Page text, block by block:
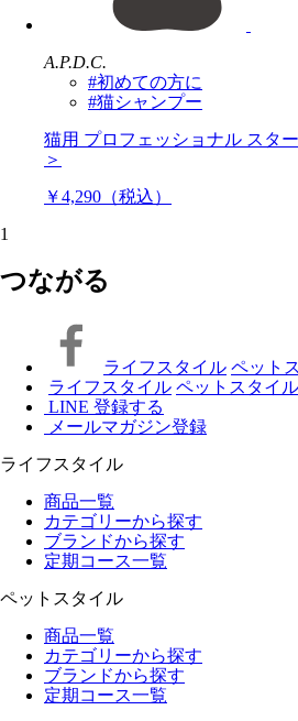
A.P.D.C.
#初めての方に
#猫シャンプー
猫用 プロフェッショナル スタ
＞
￥4,290（税込）
1
つながる
ライフスタイル ペット
ライフスタイル ペットスタイル
LINE 登録する
メールマガジン登録
ライフスタイル
商品一覧
カテゴリーから探す
ブランドから探す
定期コース一覧
ペットスタイル
商品一覧
カテゴリーから探す
ブランドから探す
定期コース一覧